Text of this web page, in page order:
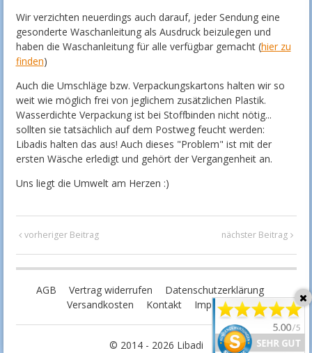
Wir verzichten neuerdings auch darauf, jeder Sendung eine
gesonderte Waschanleitung als Ausdruck beizulegen und
haben die Waschanleitung für alle verfügbar gemacht (hier zu
finden)
Auch die Umschläge bzw. Verpackungskartons halten wir so
weit wie möglich frei von jeglichem zusätzlichen Plastik.
Wasserdichte Verpackung ist bei Stoffbinden nicht nötig...
sollten sie tatsächlich auf dem Postweg feucht werden:
Libadis halten das aus! Auch dieses "Problem" ist mit der
ersten Wäsche erledigt und gehört der Vergangenheit an.
Uns liegt die Umwelt am Herzen :)
vorheriger Beitrag nächster Beitrag
AGB Vertrag widerrufen
Datenschutzerklärung
Versandkosten
Kontakt Impressum
© 2014 - 2026 Libadi